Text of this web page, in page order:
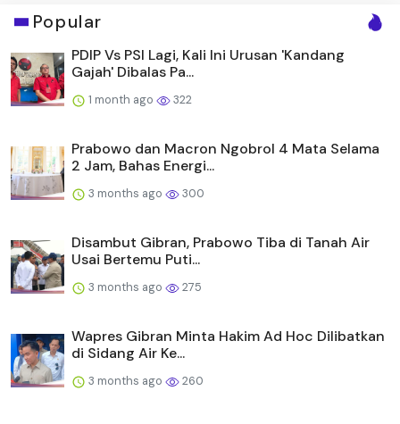
Popular
PDIP Vs PSI Lagi, Kali Ini Urusan 'Kandang
Gajah' Dibalas Pa...
1 month ago 322
Prabowo dan Macron Ngobrol 4 Mata Selama
2 Jam, Bahas Energi...
3 months ago 300
Disambut Gibran, Prabowo Tiba di Tanah Air
Usai Bertemu Puti...
3 months ago 275
Wapres Gibran Minta Hakim Ad Hoc Dilibatkan
di Sidang Air Ke...
3 months ago 260